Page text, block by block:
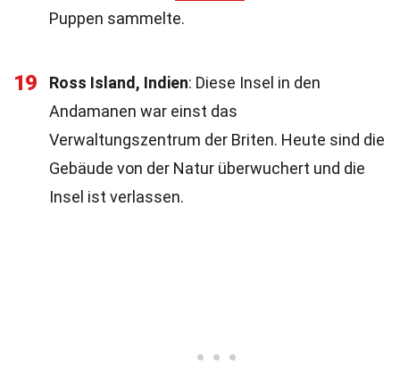
Puppen sammelte.
19 Ross Island, Indien: Diese Insel in den
Andamanen war einst das
Verwaltungszentrum der Briten. Heute sind die
Gebäude von der Natur überwuchert und die
Insel ist verlassen.